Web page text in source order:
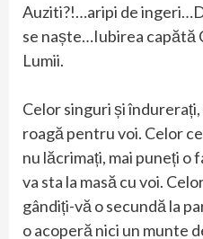
Auziti?!…aripi de
se naște…Iubirea capătă
Lumii.
Celor singuri și
roagă pentru voi. Celor
nu lăcrimați, mai puneți
va sta la masă cu voi.
gândiți-vă o secundă la
o acoperă nici un munte